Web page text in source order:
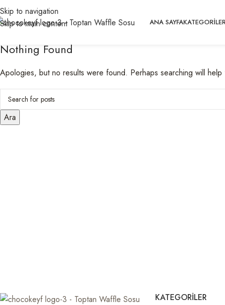
Skip to navigation
Skip to main content
ANA SAYFA
Tag Archives: Style
Nothing Found
Apologies, but no results were found. Perhaps searching will
Ara
KATEGORILER